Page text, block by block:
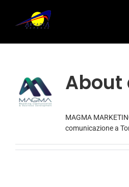
content
About
MAGMA
comunicazione a